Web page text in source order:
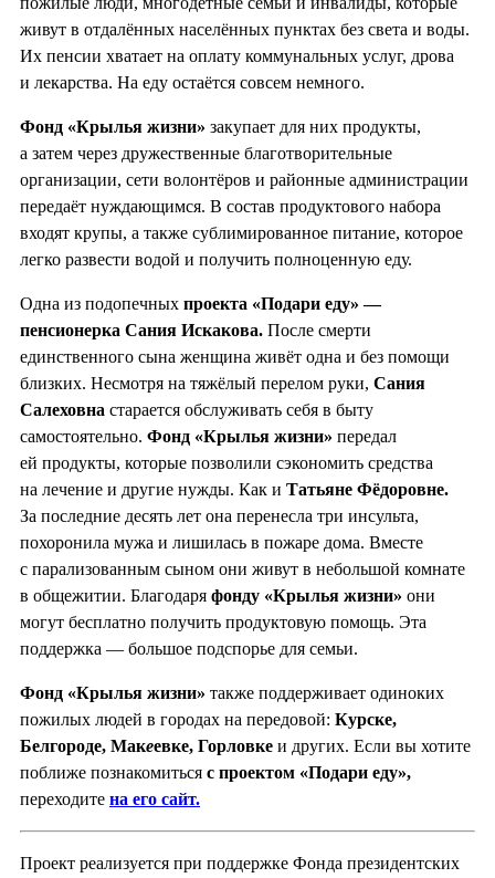
живут в отдалённых населённых пунктах без света и воды.
Их пенсии хватает на оплату коммунальных услуг, дрова
и лекарства. На еду остаётся совсем немного.
Фонд «Крылья жизни» закупает для них продукты,
а затем через дружественные благотворительные
организации, сети волонтёров и районные администрации
передаёт нуждающимся. В состав продуктового набора
входят крупы, а также сублимированное питание, которое
легко развести водой и получить полноценную еду.
Одна из подопечных проекта «Подари еду» —
пенсионерка Сания Искакова. После смерти
единственного сына женщина живёт одна и без помощи
близких. Несмотря на тяжёлый перелом руки, Сания
Салеховна старается обслуживать себя в быту
самостоятельно. Фонд «Крылья жизни» передал
ей продукты, которые позволили сэкономить средства
на лечение и другие нужды. Как и Татьяне Фёдоровне.
За последние десять лет она перенесла три инсульта,
похоронила мужа и лишилась в пожаре дома. Вместе
с парализованным сыном они живут в небольшой комнате
в общежитии. Благодаря фонду «Крылья жизни» они
могут бесплатно получить продуктовую помощь. Эта
поддержка — большое подспорье для семьи.
Фонд «Крылья жизни» также поддерживает одиноких
пожилых людей в городах на передовой: Курске,
Белгороде, Макеевке, Горловке и других. Если вы хотите
поближе познакомиться с проектом «Подари еду»,
переходите на его сайт.
Проект реализуется при поддержке Фонда президентских